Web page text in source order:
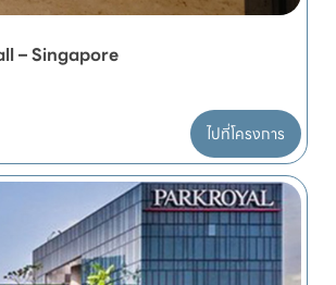
– Singapore
ไปที่โครงการ